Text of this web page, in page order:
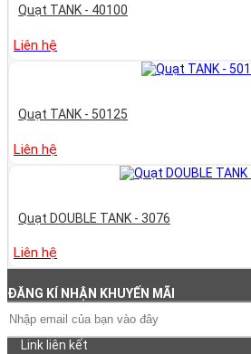
Quạt TANK - 40100
Liên hệ
Quạt TANK - 50125
Liên hệ
Quạt DOUBLE TANK - 3076
Liên hệ
ĐĂNG KÍ NHẬN KHUYẾN MÃI
Link liên kết